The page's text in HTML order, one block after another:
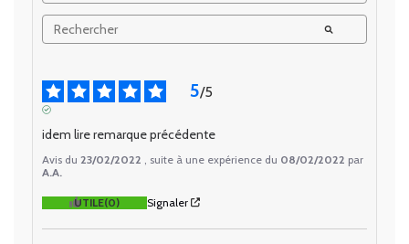
5/5
idem lire remarque précédente
Avis du 23/02/2022 , suite à une expérience du 08/02/2022 par
A.A.
UTILE(0) Signaler